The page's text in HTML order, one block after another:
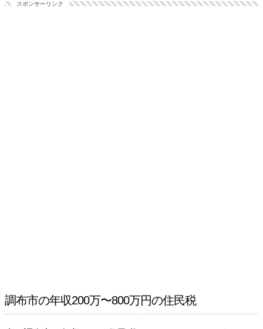
スポンサーリンク
調布市の年収200万〜800万円の住民税